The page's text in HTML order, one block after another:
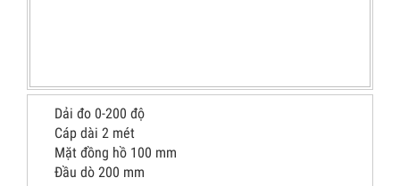
Dải đo 0-200 độ
Cáp dài 2 mét
Mặt đồng hồ 100 mm
Đầu dò 200 mm